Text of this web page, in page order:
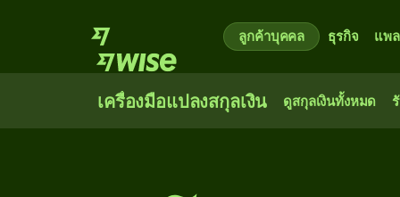
ลูกค้าบุคคล ธุรกิจ แพ
เครื่องมือแปลงสกุลเงิน ดูสกุลเงินทั้งหมด